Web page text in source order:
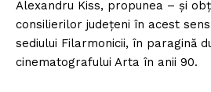
Alexandru Kiss, propunea – și
consilierilor județeni în acest
sediului Filarmonicii, în paragină
cinematografului Arta în anii 90.